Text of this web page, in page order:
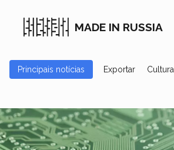
MADE IN RUSSIA
Principais notícias Exportar Cultura